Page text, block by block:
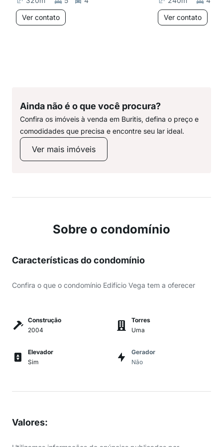
Ver contato
Ver contato
Ainda não é o que você procura?
Confira os imóveis à venda em Buritis, defina o preço e
comodidades que precisa e encontre seu lar ideal.
Ver mais imóveis
Sobre o condomínio
Características do condomínio
Confira o que o condomínio Edifício Vega tem a oferecer
Construção
2004
Torres
Uma
Elevador
Sim
Gerador
Não
Valores: